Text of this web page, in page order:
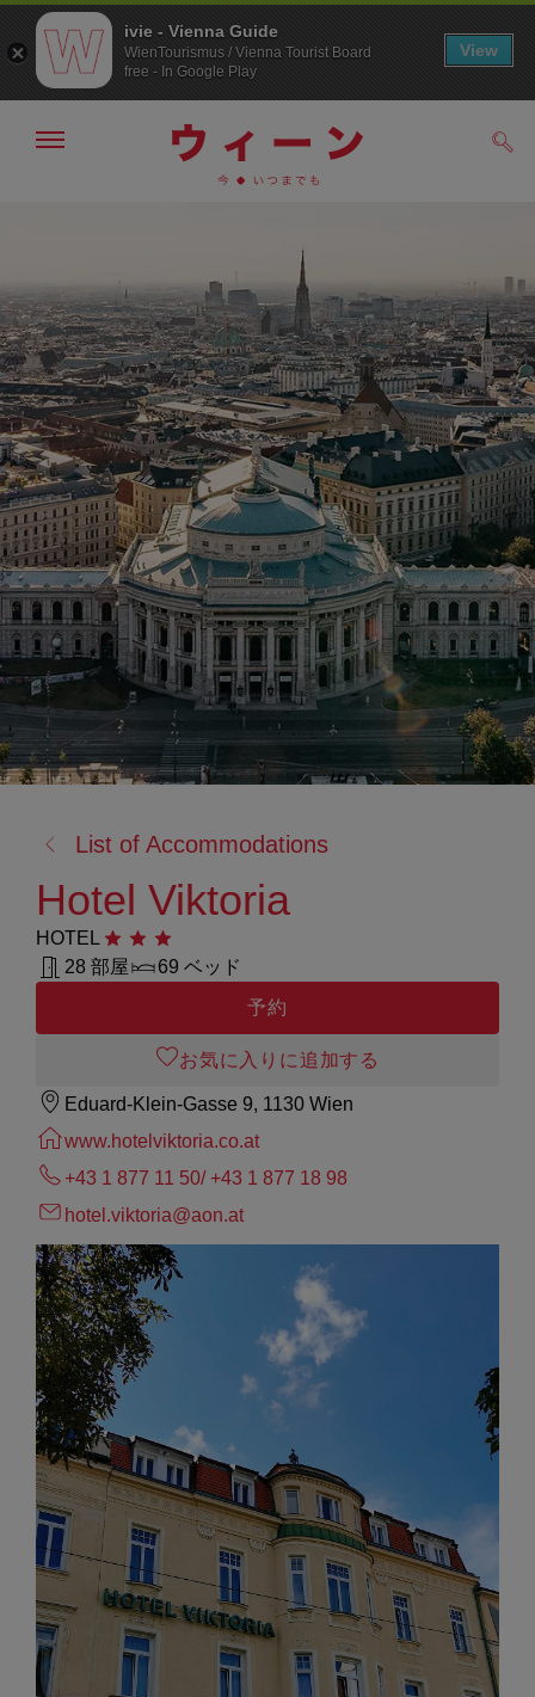
へ
ジ
の
ト
ッ
プ
へ
メ
非
表
示
る:
List of Accommodations
Hotel Viktoria
HOTEL 星3つ
28 部屋
69 ベッド
予約
お気に入りに追加する
Eduard-Klein-Gasse 9, 1130 Wien
www.hotelviktoria.co.at
+43 1 877 11 50/ +43 1 877 18 98
hotel.viktoria@aon.at
ivie - Vienna Guide
WienTourismus / Vienna Tourist Board
free - In Google Play
View